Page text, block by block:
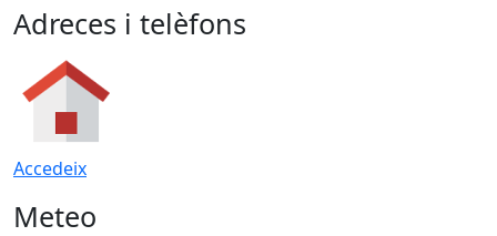
Adreces i telèfons
Accedeix
Meteo